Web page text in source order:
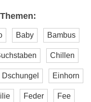
Baby Bambus
Chillen
Dschungel Einhorn
Feder Fee